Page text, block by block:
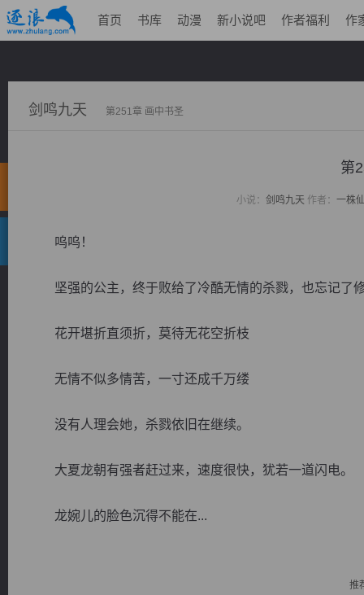
首页 书库 动漫 新小说吧 作者福利 作
剑鸣九天 第251章 画中书圣
第
小说： 剑鸣九天 作者： 一株
呜呜！
坚强的公主，终于败给了冷酷无情的杀戮，也忘记了
花开堪折直须折，莫待无花空折枝
无情不似多情苦，一寸还成千万缕
没有人理会她，杀戮依旧在继续。
大夏龙朝有强者赶过来，速度很快，犹若一道闪电。
龙婉儿的脸色沉得不能在...
推